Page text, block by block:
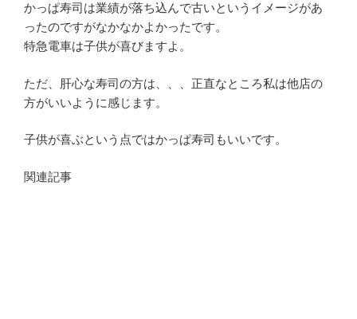
かっぱ寿司は業績が落ち込んで古いというイメージがあ
ったのですがなかなかよかったです。
特急電車は子供が喜びますよ。
ただ、肝心な寿司の方は、、、正直なところ私は他店の
方がいいように感じます。
子供が喜ぶという点ではかっぱ寿司もいいです。
関連記事